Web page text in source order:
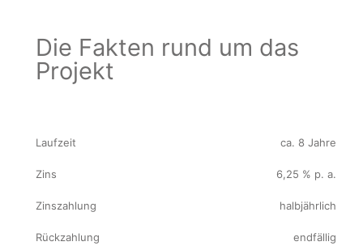
Die Fakten rund um das
Projekt
Laufzeit ca. 8 Jahre
Zins 6,25 % p. a.
Zinszahlung halbjährlich
Rückzahlung endfällig